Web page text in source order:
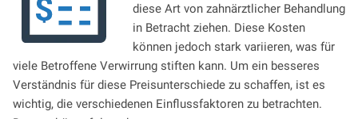
diese Art von zahnärztlicher Behandlung
in Betracht ziehen. Diese Kosten
können jedoch stark variieren, was für
viele Betroffene Verwirrung stiften kann. Um ein besseres
Verständnis für diese Preisunterschiede zu schaffen, ist es
wichtig, die verschiedenen Einflussfaktoren zu betrachten.